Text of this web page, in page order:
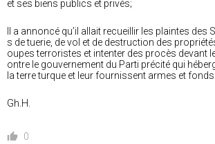
et ses biens publics et privés;
Il a annoncé qu’il allait recueillir les plaintes des
s de tuerie, de vol et de destruction des
oupes terroristes et intenter des procès devant
ontre le gouvernement du Parti précité qui
la terre turque et leur fournissent armes et fonds.
Gh.H.
0